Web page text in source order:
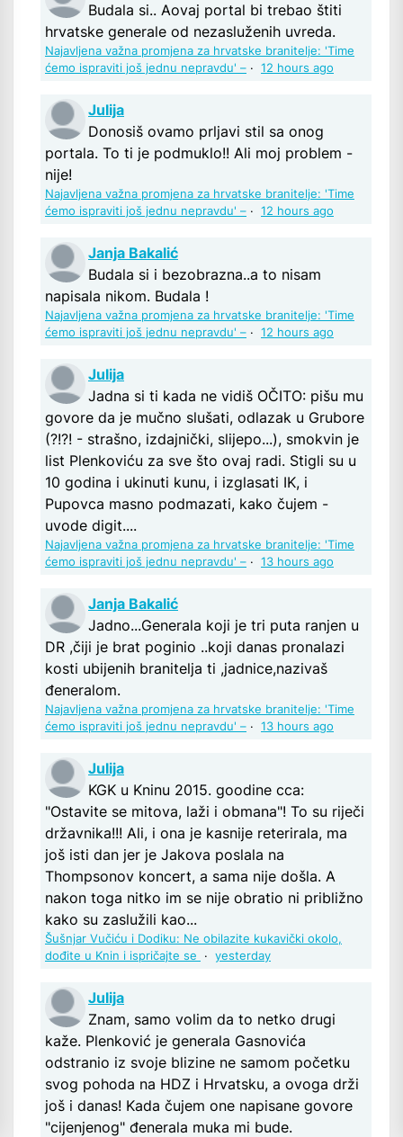
Budala si.. Aovaj portal bi trebao štiti
hrvatske generale od nezasluženih uvreda.
Najavljena važna promjena za hrvatske branitelje: 'Time
ćemo ispraviti još jednu nepravdu' – · 12 hours ago
Julija
Donosiš ovamo prljavi stil sa onog
portala. To ti je podmuklo!! Ali moj problem -
nije!
Najavljena važna promjena za hrvatske branitelje: 'Time
ćemo ispraviti još jednu nepravdu' – · 12 hours ago
Janja Bakalić
Budala si i bezobrazna..a to nisam
napisala nikom. Budala !
Najavljena važna promjena za hrvatske branitelje: 'Time
ćemo ispraviti još jednu nepravdu' – · 12 hours ago
Julija
Jadna si ti kada ne vidiš OČITO: pišu mu
govore da je mučno slušati, odlazak u Grubore
(?!?! - strašno, izdajnički, slijepo...), smokvin je
list Plenkoviću za sve što ovaj radi. Stigli su u
10 godina i ukinuti kunu, i izglasati IK, i
Pupovca masno podmazati, kako čujem -
uvode digit....
Najavljena važna promjena za hrvatske branitelje: 'Time
ćemo ispraviti još jednu nepravdu' – · 13 hours ago
Janja Bakalić
Jadno...Generala koji je tri puta ranjen u
DR ,čiji je brat poginio ..koji danas pronalazi
kosti ubijenih branitelja ti ,jadnice,nazivaš
đeneralom.
Najavljena važna promjena za hrvatske branitelje: 'Time
ćemo ispraviti još jednu nepravdu' – · 13 hours ago
Julija
KGK u Kninu 2015. goodine cca:
"Ostavite se mitova, laži i obmana"! To su riječi
državnika!!! Ali, i ona je kasnije reterirala, ma
još isti dan jer je Jakova poslala na
Thompsonov koncert, a sama nije došla. A
nakon toga nitko im se nije obratio ni približno
kako su zaslužili kao...
Šušnjar Vučiću i Dodiku: Ne obilazite kukavički okolo,
dođite u Knin i ispričajte se
· yesterday
Julija
Znam, samo volim da to netko drugi
kaže. Plenković je generala Gasnovića
odstranio iz svoje blizine ne samom početku
svog pohoda na HDZ i Hrvatsku, a ovoga drži
još i danas! Kada čujem one napisane govore
"cijenjenog" đenerala muka mi bude.